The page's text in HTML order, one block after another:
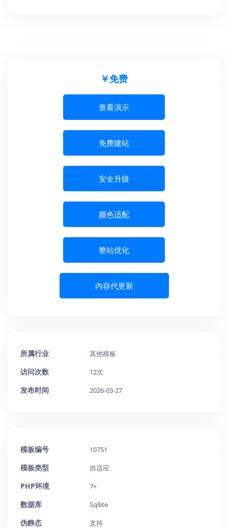
￥免费
查看演示
免费建站
安全升级
颜色适配
整站优化
内容代更新
所属行业 其他模板
访问次数 12次
发布时间 2026-03-27
模板编号 10751
模板类型 自适应
PHP环境 7+
数据库 Sqllite
伪静态 支持